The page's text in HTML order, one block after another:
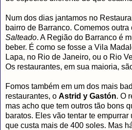
Num dos dias jantamos no
bairro de Barranco. Comemos
Salteado. A Região do Barranco é
beber. É como se fosse a Vila
Lapa, no Rio de Janeiro, ou o Rio
Os restaurantes, em sua maioria,
Fomos também em um dos mais
restaurantes, o Astrid y Gastón. O
mas acho que tem outros tão bons
baratos. Eles vão tentar te
que custa mais de 400 soles. Mas